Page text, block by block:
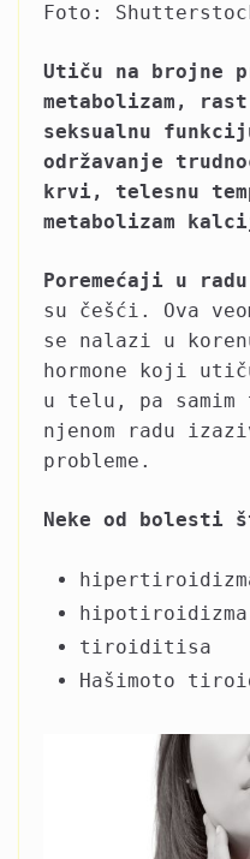
Foto:
Utiču na brojne
metabolizam,
seksualnu
održavanje
krvi, telesnu
metabolizam
Poremećaji u
su češći. Ova
se nalazi u
hormone koji
u telu, pa
njenom radu
probleme.
Neke od bolesti
hipotiroidizma
tiroiditisa
Hašimoto